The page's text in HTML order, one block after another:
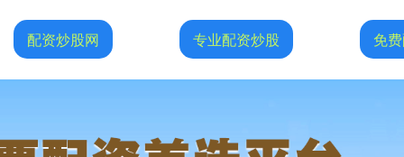
配资炒股网 专业配资炒股 免